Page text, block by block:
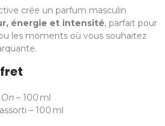
crée un parfum masculin
énergie et intensité, parfait pour
les moments où vous souhaitez
– 100 ml
– 100 ml